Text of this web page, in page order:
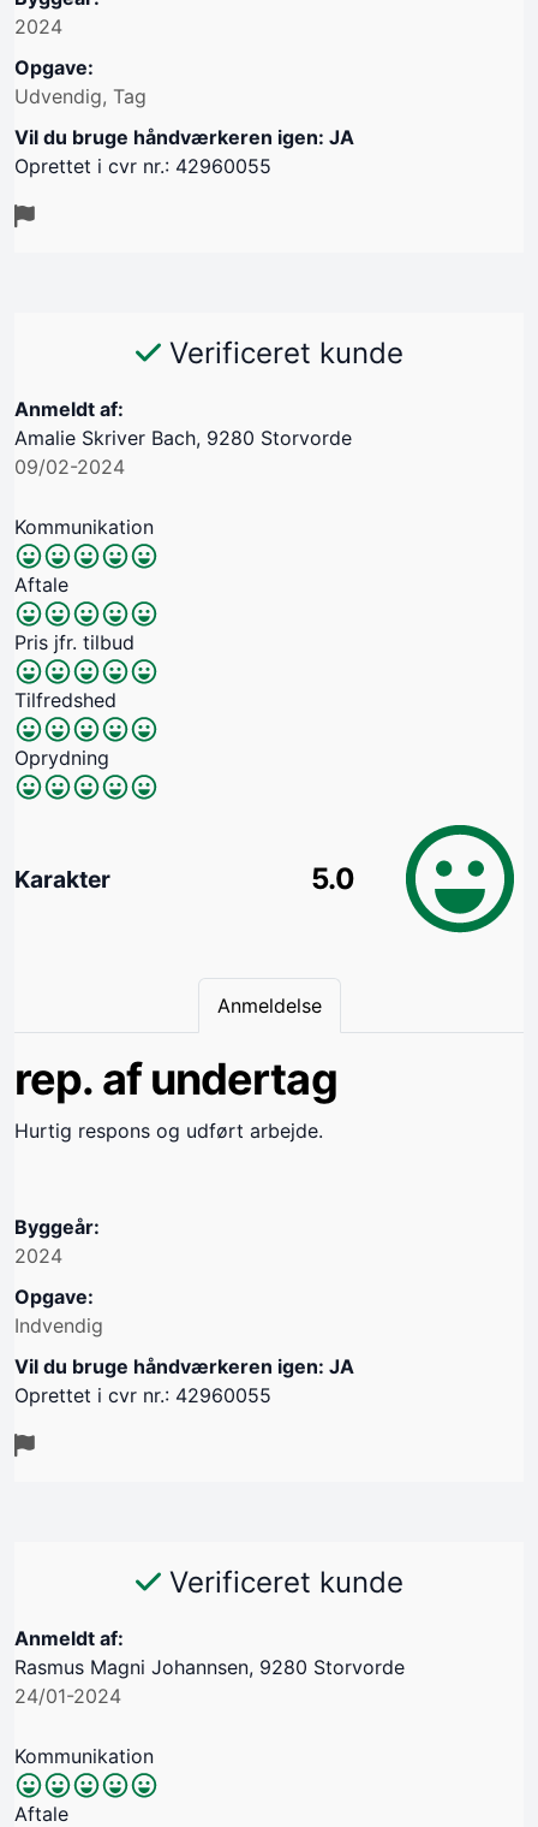
2024
Opgave:
Udvendig, Tag
Vil du bruge håndværkeren igen: JA
Oprettet i cvr nr.: 42960055
Verificeret kunde
Anmeldt af:
Amalie Skriver Bach, 9280 Storvorde
09/02-2024
Kommunikation
Aftale
Pris jfr. tilbud
Tilfredshed
Oprydning
Karakter 5.0
Anmeldelse
rep. af undertag
Hurtig respons og udført arbejde.
Byggeår:
2024
Opgave:
Indvendig
Vil du bruge håndværkeren igen: JA
Oprettet i cvr nr.: 42960055
Verificeret kunde
Anmeldt af:
Rasmus Magni Johannsen, 9280 Storvorde
24/01-2024
Kommunikation
Aftale